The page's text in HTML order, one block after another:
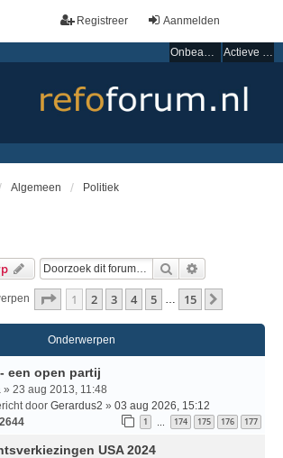
Aanmelden
Registreer
Onbeantwoorde onderwerpen Actieve onderwerpen
Algemeen Politiek
Zoek
Pagina Van15
1 2 3 4 5 15
Onderwerpen
- een open partij
» 23 aug 2013, 11:48
door Gerardus2 » 03 aug 2026, 15:12
2644 1 … 174 175 176 177
USA 2024